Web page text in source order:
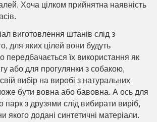
Хоча цілком прийнятна наявність
виготовлення штанів слід з
для яких цілей вони будуть
передбачається їх використання як
або для прогулянки з собакою,
вибір на виробі з натуральних
бути вовна або бавовна. А ось для
парк з друзями слід вибирати виріб,
якого додані синтетичні матеріали.